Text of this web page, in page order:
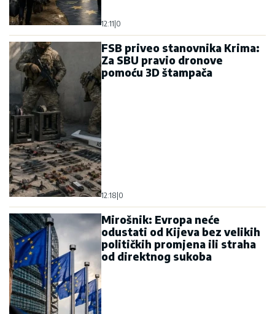
12:11 0
FSB priveo stanovnika Krima:
Za SBU pravio dronove
pomoću 3D štampača
12:18 0
Mirošnik: Evropa neće
odustati od Kijeva bez velikih
političkih promjena ili straha
od direktnog sukoba